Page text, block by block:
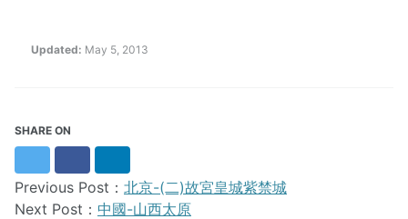
Updated: May 5, 2013
SHARE ON
Previous Post： 北京-(二)故宮皇城紫禁城
Next Post： 中國-山西太原